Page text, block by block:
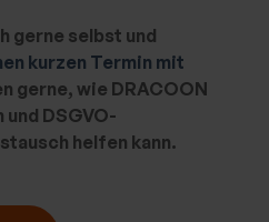
gerne selbst und
kurzen Termin mit
gerne, wie DRACOON
DSGVO-
helfen kann.